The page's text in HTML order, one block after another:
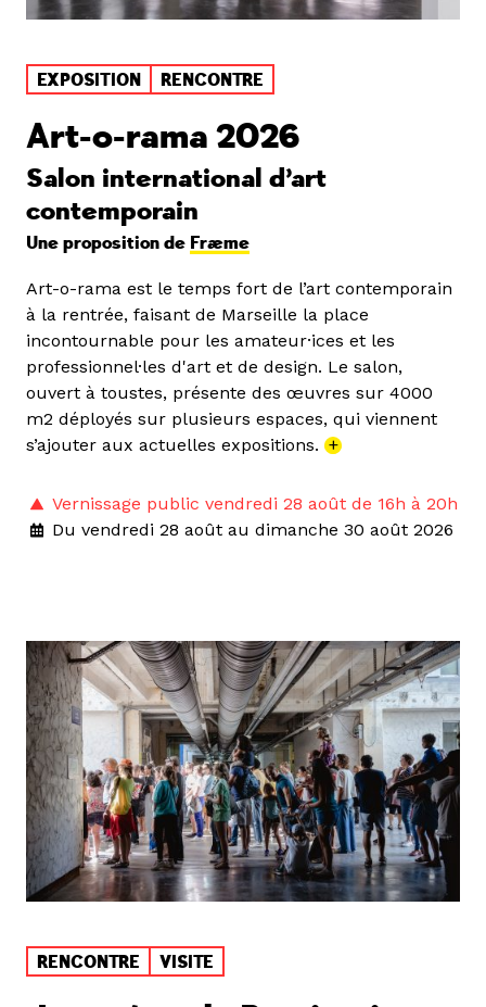
EXPOSITION RENCONTRE
Art-o-rama 2026
Salon international d’art
contemporain
Une proposition de Fræme
Art-o-rama est le temps fort de l’art contemporain
à la rentrée, faisant de Marseille la place
incontournable pour les amateur·ices et les
professionnel·les d'art et de design. Le salon,
ouvert à toustes, présente des œuvres sur 4000
m2 déployés sur plusieurs espaces, qui viennent
s’ajouter aux actuelles expositions. +
Vernissage public vendredi 28 août de 16h à 20h
Du vendredi 28 août au dimanche 30 août 2026
RENCONTRE VISITE